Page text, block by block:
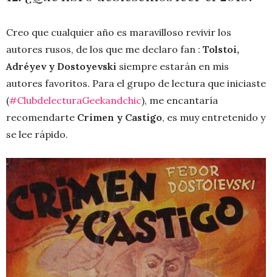
Creo que cualquier año es maravilloso revivir los
autores rusos, de los que me declaro fan : Tolstoi,
Adréyev y Dostoyevski siempre estarán en mis
autores favoritos. Para el grupo de lectura que iniciaste
(#ClubdelecturaGeekandchic), me encantaría
recomendarte Crimen y Castigo, es muy entretenido y
se lee rápido.